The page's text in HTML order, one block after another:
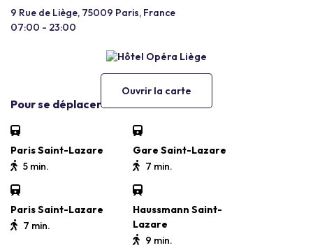
9 Rue de Liège, 75009 Paris, France
07:00 - 23:00
Ouvrir la carte
Pour se déplacer
Paris Saint-Lazare
5 min.
Gare Saint-Lazare
7 min.
Paris Saint-Lazare
7 min.
Haussmann Saint-
Lazare
9 min.